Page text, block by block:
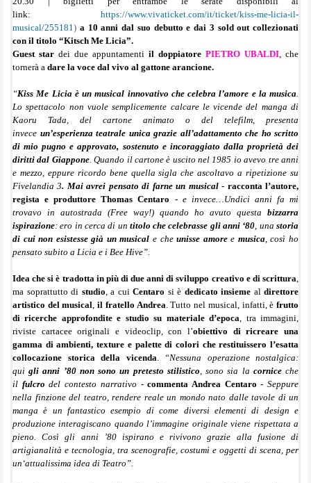
link:
https://www.vivaticket.com/it/ticket/kiss-me-licia-il-
musical/255181) a 10 anni dal suo debutto e dai 3 sold out collezionati
con il titolo “Kitsch Me Licia”.
Guest star dei due appuntamenti il doppiatore PIETRO UBALDI, che
tornerà a dare la voce dal vivo al gattone arancione.
“Kiss Me Licia è un musical innovativo che celebra l’amore e la musica.
Lo spettacolo non vuole semplicemente calcare le vicende del manga di
Kaoru Tada, del cartone animato o del telefilm, presenta
invece un’esperienza teatrale unica grazie all’adattamento che ho scritto
di mio pugno e approvato, sostenuto e incoraggiato dalla proprietà dei
diritti dal Giappone. Quando il cartone è uscito nel 1985 io avevo tre anni
e mezzo, eppure ricordo bene quella sigla che ascoltavo a ripetizione su
Fivelandia 3. Mai avrei pensato di farne un musical - racconta l’autore,
regista e produttore Thomas Centaro -e invece…Undici anni fa mi
trovavo in autostrada (Free way!) quando ho avuto questa bizzarra
ispirazione: ero in cerca di un titolo che celebrasse gli anni ‘80, unastoria
di cui non esistesse già un musical e cheunisse amoree musica, così ho
pensato subito a Licia e i Bee Hive”.
Idea che si è tradotta in più di due anni di sviluppo creativo e di scrittura,
ma soprattutto di studio, a cui Centaro si è dedicato insieme al direttore
artistico del musical,il fratello Andrea. Tutto nel musical, infatti, èfrutto
di ricerche approfondite e studio su materiale d’epoca, tra immagini,
riviste cartacee originali e videoclip, con l’obiettivo di ricreare una
gamma di ambienti, texture e palette di colori che restituissero l’esatta
collocazione storica della vicenda.
“Nessuna operazione nostalgica:
quigli anni ’80 non sono un pretesto stilistico, sono sia la corniceche
il fulcro del contesto narrativo - commenta Andrea Centaro - Seppure
nella finzione del teatro, rendere reale un mondo nato dalle tavole di un
manga è un fantastico esempio di come diversi elementi di design e
produzione interagiscano quando l’immagine originale viene rispettata a
pieno. Così gli anni ’80 ispirano e rivivono grazie alla fusione di
artigianalità e tecnologia, tra scenografie, costumi e oggetti di scena, per
un‘attualissima idea di Teatro”.